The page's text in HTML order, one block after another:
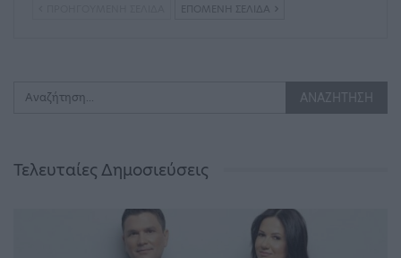
ΕΠΌΜΕΝΗ ΣΕΛΊΔΑ
Τελευταίες Δημοσιεύσεις